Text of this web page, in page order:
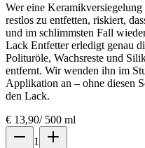
Wer eine
restlos zu entfetten, riskiert,
und im schlimmsten Fall
Lack Entfetter erledigt genau
Polituröle, Wachsreste und
entfernt. Wir wenden ihn im
Applikation an – ohne diesen
den Lack.
€ 13,90/ 500 ml
1